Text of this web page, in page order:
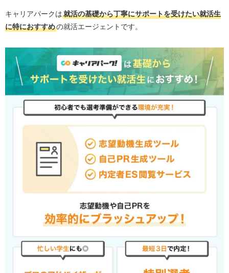
キャリアパークの良い評判・口コミ#2 無料で使える
就活対策コンテンツが充実していて、自己分析や選
キャリアパークの良い評判・口コミ#3 特別推薦ルー
トで最短3日のスピード内定を目指せる
キャリアパークの良い評判・口コミ#4 大手企業の紹
介実績も豊富で、有名企業への内定も目指せる
キャリアパークの良い評判・口コミ#5 就活イベント
やセミナーが豊富で、内定に繋がる情報やコネクシ
ョンができる
怪しい?キャリアパークを利用した就活生の悪い評判・口
キャリアパークの悪い評判・口コミ#1 電話がしつこ
いケースがある
キャリアパークの悪い評判・口コミ#2 登録している
企業の情報にばらつきがある
界に偏りがある
キャリアパークの悪い評判・口コミ#4 地方の求人が
キャリアパークは就活の基礎から丁寧にサポートを受けたい就活生
に特におすすめの就活エージェントです。